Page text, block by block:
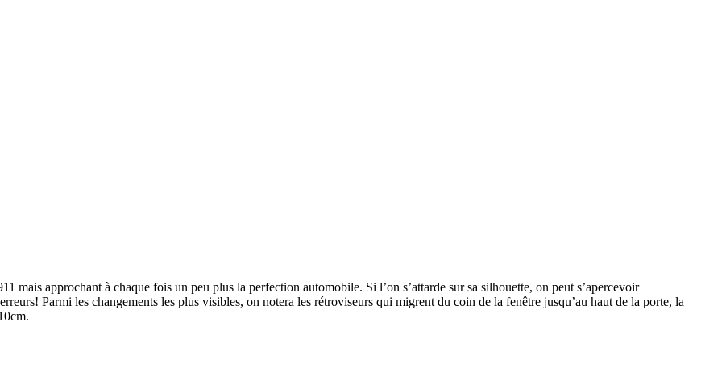
approchant à chaque fois un peu plus la perfection automobile. Si l’on s’attarde sur sa silhouette, on peut s’apercevoir
Parmi les changements les plus visibles, on notera les rétroviseurs qui migrent du coin de la fenêtre jusqu’au haut de la porte, la